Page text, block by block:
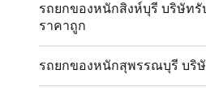
รถยกของหนักสิงห์บุรี บริษัท
ราคาถูก
รถยกของหนักสุพรรณบุรี บริ